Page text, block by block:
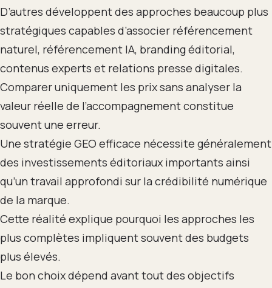
D’autres développent des approches beaucoup plus
stratégiques capables d’associer référencement
naturel, référencement IA, branding éditorial,
contenus experts et relations presse digitales.
Comparer uniquement les prix sans analyser la
valeur réelle de l’accompagnement constitue
souvent une erreur.
Une stratégie GEO efficace nécessite généralement
des investissements éditoriaux importants ainsi
qu’un travail approfondi sur la crédibilité numérique
de la marque.
Cette réalité explique pourquoi les approches les
plus complètes impliquent souvent des budgets
plus élevés.
Le bon choix dépend avant tout des objectifs